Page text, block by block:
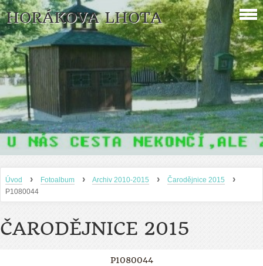
HORÁKOVA LHOTA
Úvod › Fotoalbum › Archiv 2010-2015 › Čarodějnice 2015 ›
P1080044
ČARODĚJNICE 2015
P1080044